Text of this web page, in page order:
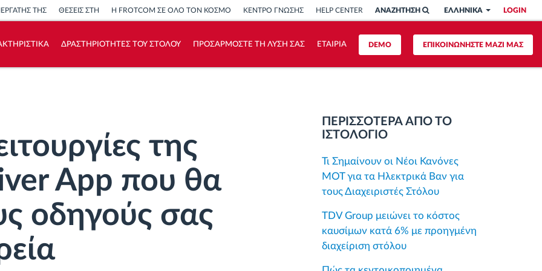
LOGIN
ΕΛΛΗΝΙΚΑ
ΑΝΑΖΗΤΗΣΗ
ΤΗΣ ΘΕΣΕΙΣ ΣΤΗ Η FROTCOM ΣΕ ΟΛΟ ΤΟΝ ΚΟΣΜΟ ΚΕΝΤΡΟ ΓΝΩΣΗΣ HELP CENTER
ΕΠΙΚΟΙΝΩΝΗΣΤΕ ΜΑΖΙ ΜΑΣ
DEMO
ΔΡΑΣΤΗΡΙΟΤΗΤΕΣ ΤΟΥ ΣΤΟΛΟΥ ΠΡΟΣΑΡΜΟΣΤΕ ΤΗ ΛΥΣΗ ΣΑΣ ΕΤΑΙΡΙΑ
της
App που θα
οδηγούς σας
ΠΕΡΙΣΣΟΤΕΡΑ ΑΠΟ ΤΟ
ΙΣΤΟΛΟΓΙΟ
Τι Σημαίνουν οι Νέοι Κανόνες
MOT για τα Ηλεκτρικά Βαν για
τους Διαχειριστές Στόλου
TDV Group μειώνει το κόστος
καυσίμων κατά 6% με προηγμένη
διαχείριση στόλου